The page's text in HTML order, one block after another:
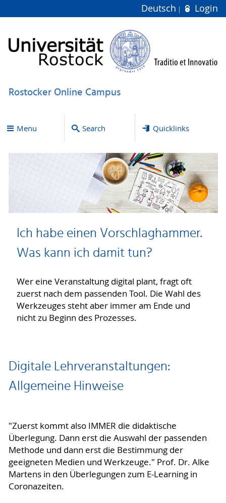
Deutsch Login
Rostocker Online Campus
Menu Search Quicklinks
Ich habe einen Vorschlaghammer.
Was kann ich damit tun?
Wer eine Veranstaltung digital plant, fragt oft
zuerst nach dem passenden Tool. Die Wahl des
Werkzeuges steht aber immer am Ende und
nicht zu Beginn des Prozesses.
Digitale Lehrveranstaltungen:
Allgemeine Hinweise
"Zuerst kommt also IMMER die didaktische
Überlegung. Dann erst die Auswahl der passenden
Methode und dann erst die Bestimmung der
geeigneten Medien und Werkzeuge." Prof. Dr. Alke
Martens in den Überlegungen zum E-Learning in
Coronazeiten.